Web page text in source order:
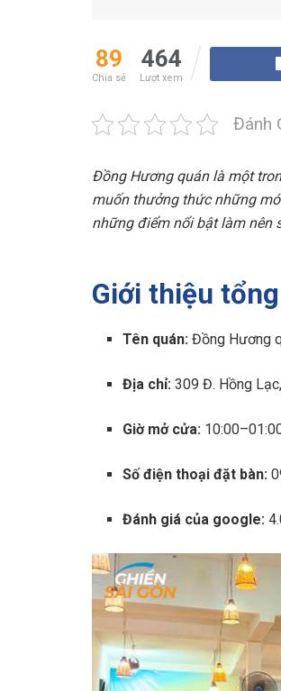
89
Chia sẻ
464
Lượt xem
Đánh
Đồng Hương quán là một
muốn thưởng thức những
những điểm nổi bật làm nên
Giới thiệu
Tên quán:Đồng Hương
Địa chỉ:309 Đ. Hồng
Giờ mở cửa:
Số điện thoại đặt bàn:
Đánh giá của google: